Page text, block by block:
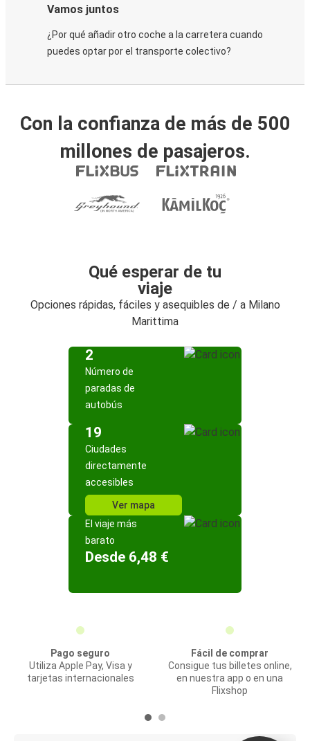
Vamos juntos
¿Por qué añadir otro coche a la carretera cuando
puedes optar por el transporte colectivo?
Con la confianza de más de 500
millones de pasajeros.
Qué esperar de tu
viaje
Opciones rápidas, fáciles y asequibles de / a Milano
Marittima
2
Número de
paradas de
autobús
19
Ciudades
directamente
accesibles
Ver mapa
El viaje más
barato
Desde 6,48 €
Pago seguro
Utiliza Apple Pay, Visa y
tarjetas internacionales
Fácil de comprar
Consigue tus billetes online,
en nuestra app o en una
Flixshop